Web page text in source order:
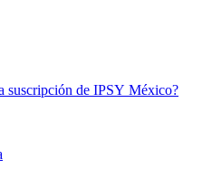
suscripción de IPSY México?